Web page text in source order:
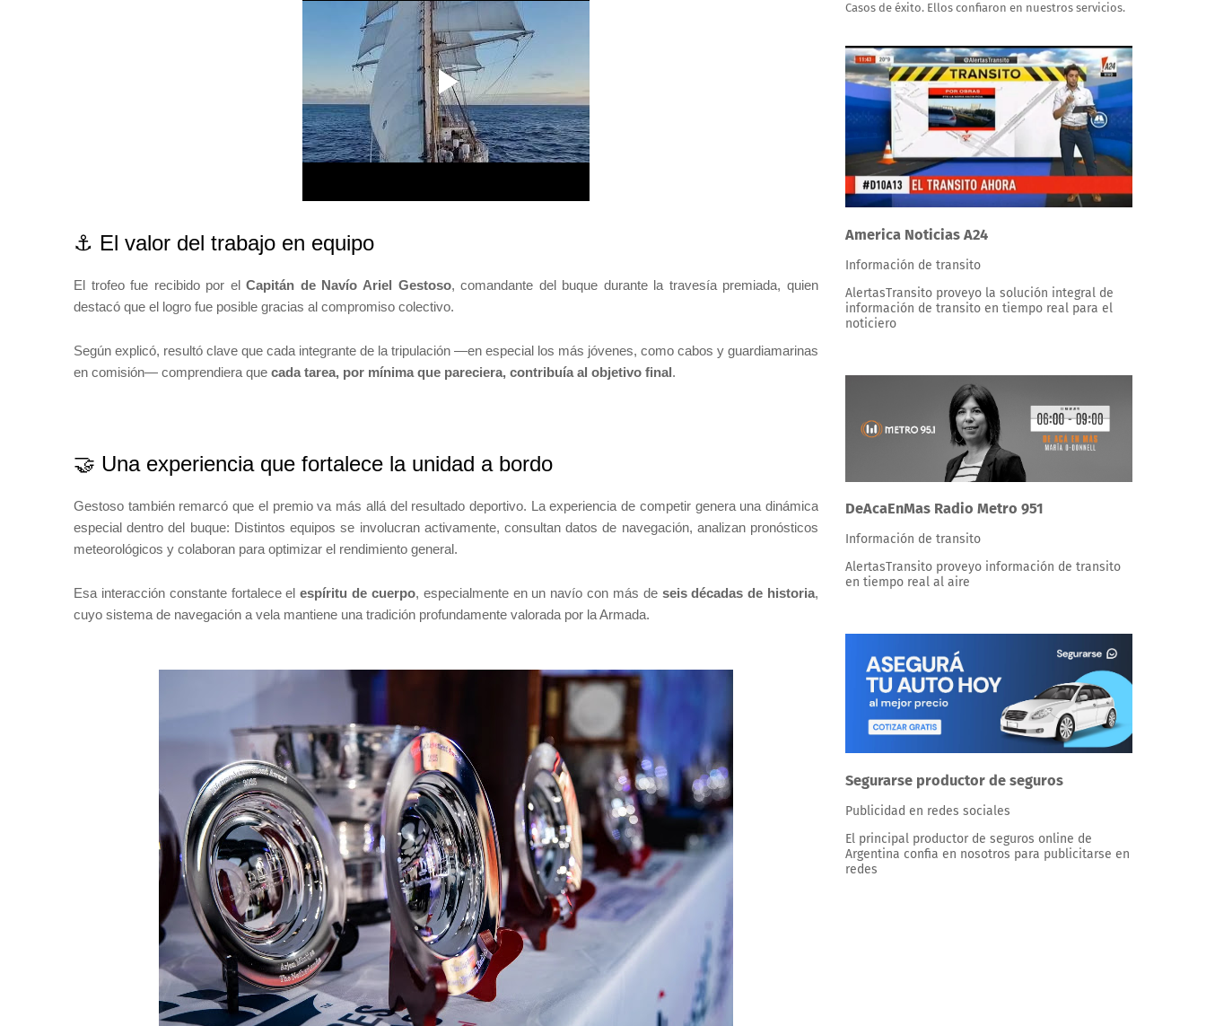
⚓ El valor del trabajo en equipo
El trofeo fue recibido por elCapitán de Navío Ariel Gestoso, comandante del buque durante la travesía premiada, quien
destacó que el logro fue posible gracias al compromiso colectivo.
Según explicó, resultó clave que cada integrante de la tripulación —en especial los más jóvenes, como cabos y guardiamarinas
en comisión— comprendiera que cada tarea, por mínima que pareciera, contribuía al objetivo final.
🤝 Una experiencia que fortalece la unidad a bordo
Gestoso también remarcó que el premio va más allá del resultado deportivo. La experiencia de competir genera una dinámica
especial dentro del buque: Distintos equipos se involucran activamente, consultan datos de navegación, analizan pronósticos
meteorológicos y colaboran para optimizar el rendimiento general.
Esa interacción constante fortalece elespíritu de cuerpo, especialmente en un navío con más de seis décadas de historia,
cuyo sistema de navegación a vela mantiene una tradición profundamente valorada por la Armada.
Casos de éxito. Ellos confiaron en nuestros servicios.
America Noticias A24
Información de transito
AlertasTransito proveyo la solución integral de
información de transito en tiempo real para el
noticiero
DeAcaEnMas Radio Metro 951
Información de transito
AlertasTransito proveyo información de transito
en tiempo real al aire
Segurarse productor de seguros
Publicidad en redes sociales
El principal productor de seguros online de
Argentina confia en nosotros para publicitarse en
redes